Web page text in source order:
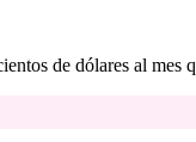
de dólares al mes